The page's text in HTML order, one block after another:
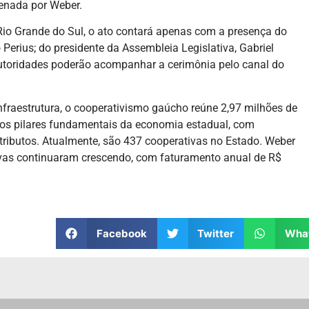
por Weber.
Grande do Sul, o ato contará apenas com a presença do
do presidente da Assembleia Legislativa, Gabriel
poderão acompanhar a cerimônia pelo canal do
o cooperativismo gaúcho reúne 2,97 milhões de
pilares fundamentais da economia estadual, com
Atualmente, são 437 cooperativas no Estado. Weber
continuaram crescendo, com faturamento anual de R$
Facebook Twitter